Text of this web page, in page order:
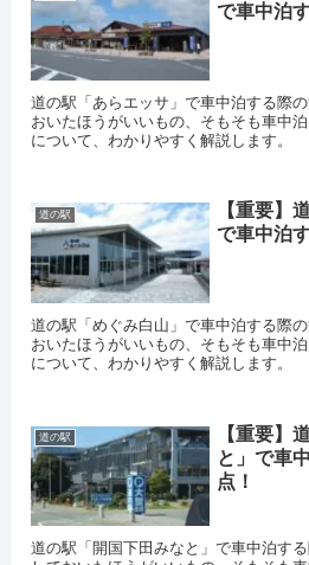
で車中泊
道の駅「あらエッサ」で車中泊する際
おいたほうがいいもの、そもそも車中
について、わかりやすく解説します。
道の駅
【重要】
で車中泊
道の駅「めぐみ白山」で車中泊する際
おいたほうがいいもの、そもそも車中
について、わかりやすく解説します。
道の駅
【重要】
と」で車
点！
道の駅「開国下田みなと」で車中泊す